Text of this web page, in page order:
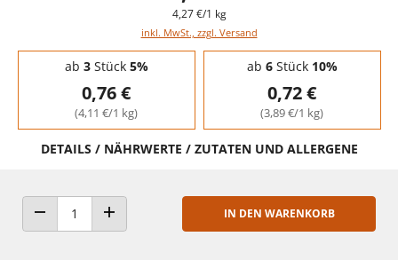
4,27 €/1 kg
inkl. MwSt., zzgl. Versand
Staffelpreise - Mengenrabatt
ab 3Stück 5%
0,76 €
(4,11 €/1 kg)
ab 6Stück 10%
0,72 €
(3,89 €/1 kg)
DETAILS / NÄHRWERTE / ZUTATEN UND ALLERGENE
ANZAHL VERRINGERNANZAHL ERHÖHEN
IN DEN WARENKORB